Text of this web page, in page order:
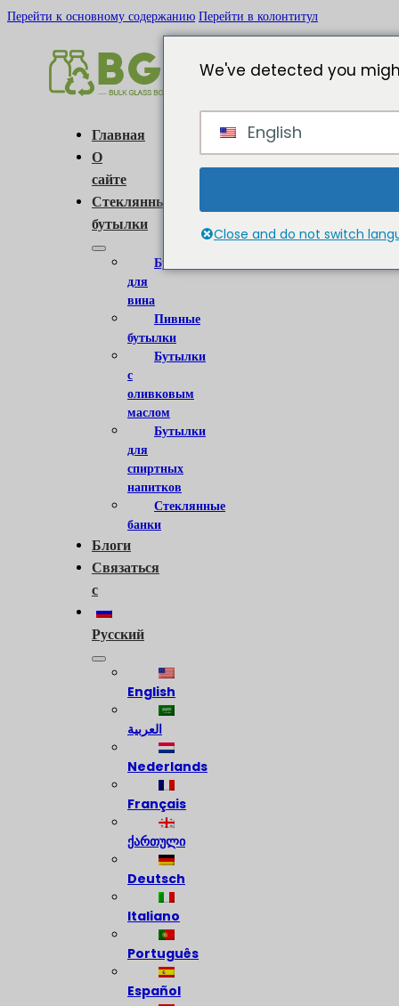
Перейти к основному содержанию Перейти в колонтитул
Главная
О
сайте
Стеклянные
бутылки
Бутылки
для
вина
Пивные
бутылки
Бутылки
с
оливковым
маслом
Бутылки
для
спиртных
напитков
Стеклянные
банки
Блоги
Связаться
с
Русский
English
العربية
Nederlands
Français
ქართული
Deutsch
Italiano
Português
Español
We've detected you
English
Close and do not switch